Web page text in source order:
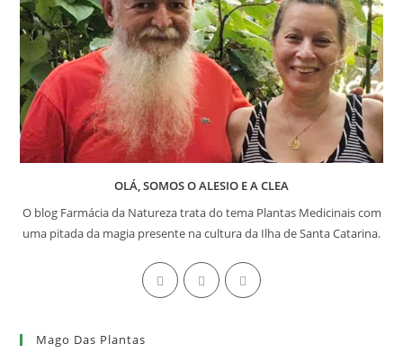
OLÁ, SOMOS O ALESIO E A CLEA
O blog Farmácia da Natureza trata do tema Plantas Medicinais com
uma pitada da magia presente na cultura da Ilha de Santa Catarina.
Abre
em
Abre
em
Abre
Mago Das Plantas